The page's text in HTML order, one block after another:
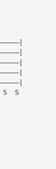
S  S